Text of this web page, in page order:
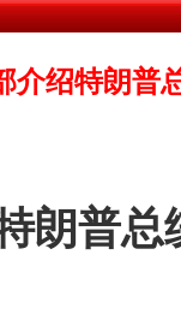
介绍特朗普
普总